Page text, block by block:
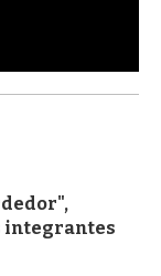
integrantes